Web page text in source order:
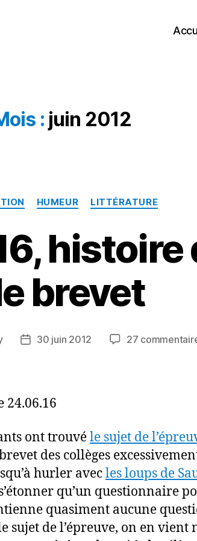
: juin 2012
Catégories
HUMEUR LITTÉRATURE
histoire
brevet
Date30 juin 2012 27
24.06.16
ont trouvéle sujet de
des collèges
hurler avecles loups de
qu’un questionnaire
quasiment aucune
sujet de l’épreuve, on en vient